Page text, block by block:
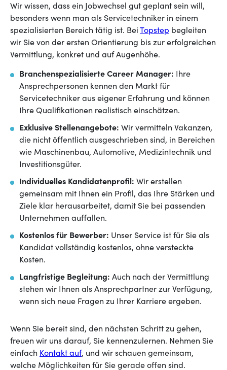
Wir wissen, dass ein Jobwechsel gut geplant sein will,
besonders wenn man als Servicetechniker in einem
spezialisierten Bereich tätig ist. Bei Topstep begleiten
wir Sie von der ersten Orientierung bis zur erfolgreichen
Vermittlung, konkret und auf Augenhöhe.
Branchenspezialisierte Career Manager: Ihre
Ansprechpersonen kennen den Markt für
Servicetechniker aus eigener Erfahrung und können
Ihre Qualifikationen realistisch einschätzen.
Exklusive Stellenangebote: Wir vermitteln Vakanzen,
die nicht öffentlich ausgeschrieben sind, in Bereichen
wie Maschinenbau, Automotive, Medizintechnik und
Investitionsgüter.
Individuelles Kandidatenprofil: Wir erstellen
gemeinsam mit Ihnen ein Profil, das Ihre Stärken und
Ziele klar herausarbeitet, damit Sie bei passenden
Unternehmen auffallen.
Kostenlos für Bewerber: Unser Service ist für Sie als
Kandidat vollständig kostenlos, ohne versteckte
Kosten.
Langfristige Begleitung: Auch nach der Vermittlung
stehen wir Ihnen als Ansprechpartner zur Verfügung,
wenn sich neue Fragen zu Ihrer Karriere ergeben.
Wenn Sie bereit sind, den nächsten Schritt zu gehen,
freuen wir uns darauf, Sie kennenzulernen. Nehmen Sie
einfach Kontakt auf, und wir schauen gemeinsam,
welche Möglichkeiten für Sie gerade offen sind.